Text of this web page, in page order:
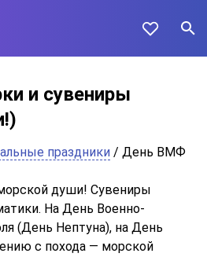
и сувениры
праздники / День ВМФ
души! Сувениры
На День Военно-
(День Нептуна), на День
с похода — морской